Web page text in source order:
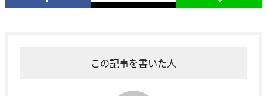
この記事を書いた人